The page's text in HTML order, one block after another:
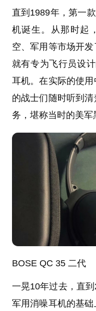
直到1989年，第一
机诞生。从那时起
空、军用等市场开
就有专为飞行员设
耳机。在实际的使
的战士们随时听到
务，堪称当时的美军
BOSE QC 35 二代
一晃10年过去，直
军用消噪耳机的基